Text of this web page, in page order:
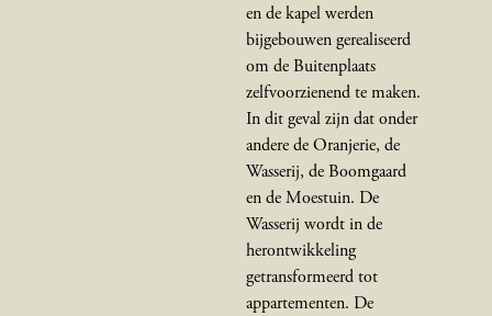
en de kapel werden
bijgebouwen gerealiseerd
om de Buitenplaats
zelfvoorzienend te maken.
In dit geval zijn dat onder
andere de Oranjerie, de
Wasserij, de Boomgaard
en de Moestuin. De
Wasserij wordt in de
herontwikkeling
getransformeerd tot
appartementen. De